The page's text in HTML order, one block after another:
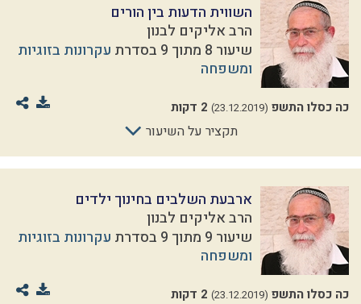
השווית הדעות בין הורים
הרב אליקים לבנון
שיעור 8 מתוך 9 בסדרת
עקרונות בזוגיות
ומשפחה
כה כסלו התשפ (23.12.2019) 2 דקות
תקציר על השיעור
ארבעת השלבים בחינוך ילדים
הרב אליקים לבנון
שיעור 9 מתוך 9 בסדרת
עקרונות בזוגיות
ומשפחה
כה כסלו התשפ (23.12.2019) 2 דקות